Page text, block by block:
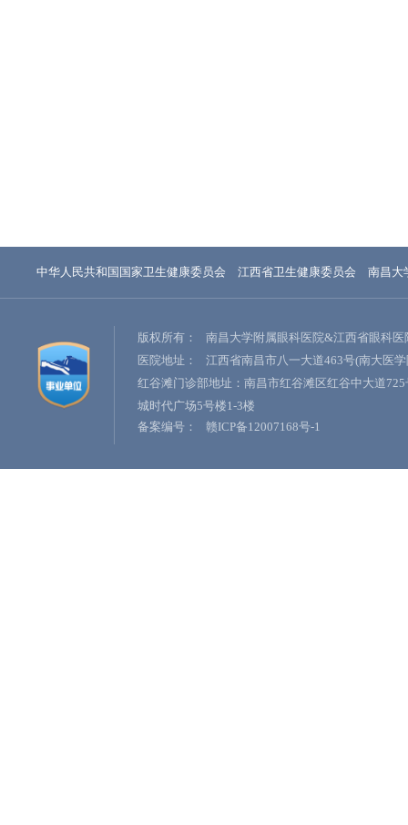
中华人民共和国国家卫生健康委员会 江西省卫生健康委员会 南昌大
版权所有：
南昌大学附属眼科医院&江西省眼科医
医院地址：
江西省南昌市八一大道463号(南大医
红谷滩门诊部地址：南昌市红谷滩区红谷中大道725
城时代广场5号楼1-3楼
备案编号：
赣ICP备12007168号-1